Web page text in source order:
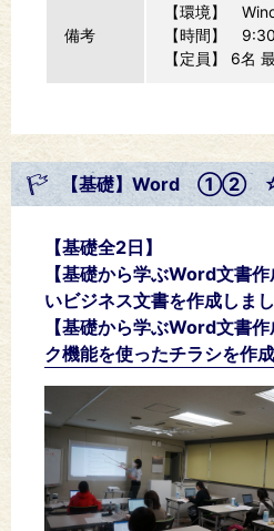
備考
【環境】
【時間】
【定員】 6名
【基礎】Word
【基礎全2日】
【基礎から学ぶWord文書
いビジネス文書を作成しまし
【基礎から学ぶWord文書
ク機能を使ったチラシを作